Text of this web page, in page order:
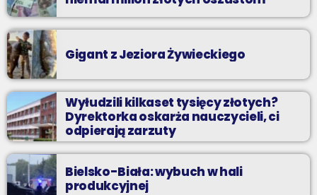
Gigant z Jeziora Żywieckiego
Wyłudzili kilkaset tysięcy złotych?
Dyrektorka oskarża nauczycieli, ci
odpierają zarzuty
Bielsko-Biała: wybuch w hali
produkcyjnej